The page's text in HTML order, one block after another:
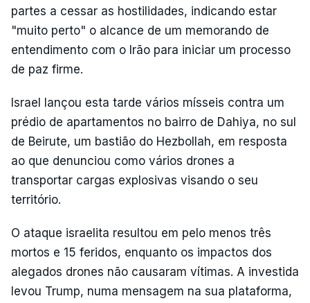
partes a cessar as hostilidades, indicando estar
"muito perto" o alcance de um memorando de
entendimento com o Irão para iniciar um processo
de paz firme.
Israel lançou esta tarde vários mísseis contra um
prédio de apartamentos no bairro de Dahiya, no sul
de Beirute, um bastião do Hezbollah, em resposta
ao que denunciou como vários drones a
transportar cargas explosivas visando o seu
território.
O ataque israelita resultou em pelo menos três
mortos e 15 feridos, enquanto os impactos dos
alegados drones não causaram vítimas. A investida
levou Trump, numa mensagem na sua plataforma,